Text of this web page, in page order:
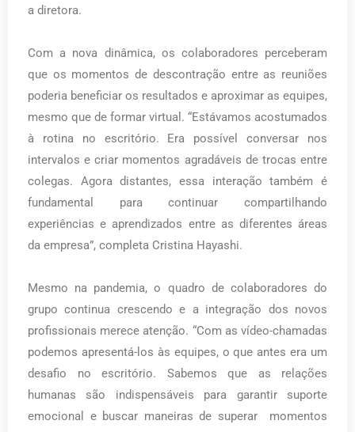
a diretora.
Com a nova dinâmica, os colaboradores perceberam
que os momentos de descontração entre as reuniões
poderia beneficiar os resultados e aproximar as equipes,
mesmo que de formar virtual. “Estávamos acostumados
à rotina no escritório. Era possível conversar nos
intervalos e criar momentos agradáveis de trocas entre
colegas. Agora distantes, essa interação também é
fundamental para continuar compartilhando
experiências e aprendizados entre as diferentes áreas
da empresa”, completa Cristina Hayashi.
Mesmo na pandemia, o quadro de colaboradores do
grupo continua crescendo e a integração dos novos
profissionais merece atenção. “Com as vídeo-chamadas
podemos apresentá-los às equipes, o que antes era um
desafio no escritório. Sabemos que as relações
humanas são indispensáveis para garantir suporte
emocional e buscar maneiras de superar momentos